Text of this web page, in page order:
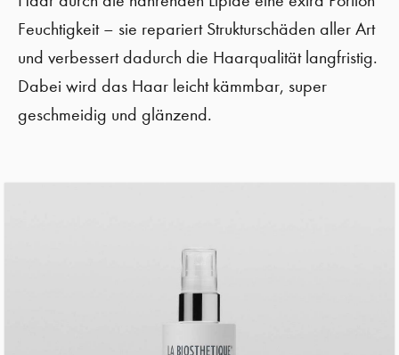
Feuchtigkeit – sie repariert Strukturschäden aller Art
und verbessert dadurch die Haarqualität langfristig.
Dabei wird das Haar leicht kämmbar, super
geschmeidig und glänzend.